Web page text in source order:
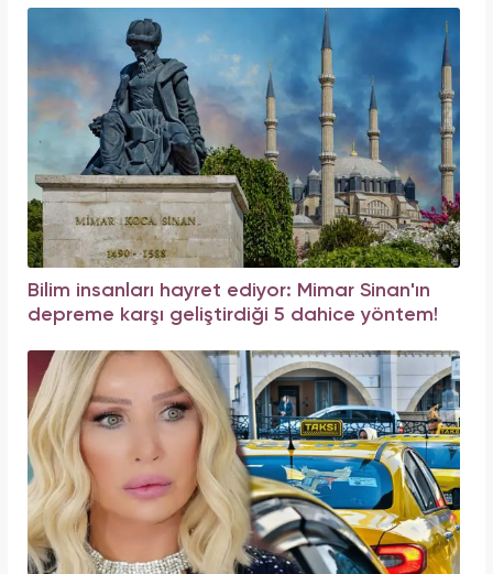
Bilim insanları hayret ediyor: Mimar Sinan'ın
depreme karşı geliştirdiği 5 dahice yöntem!